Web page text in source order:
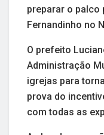
preparar o palco
Fernandinho no
O prefeito
Administração
igrejas para
prova do
com todas as